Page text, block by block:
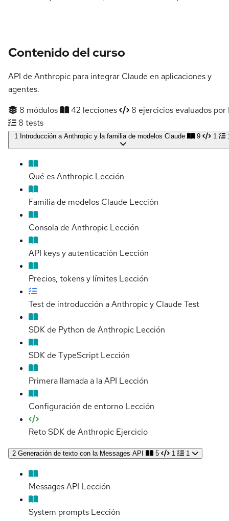
Contenido del curso
API de Anthropic para integrar Claude en aplicaciones y
agentes.
8 módulos
42 lecciones
8 ejercicios evaluados por
8 tests
1 Introducción a Anthropic y la familia de modelos Claude 9 1
Qué es Anthropic Lección
Familia de modelos Claude Lección
Consola de Anthropic Lección
API keys y autenticación Lección
Precios, tokens y límites Lección
Test de introducción a Anthropic y Claude Test
SDK de Python de Anthropic Lección
SDK de TypeScript Lección
Primera llamada a la API Lección
Configuración de entorno Lección
Reto SDK de Anthropic Ejercicio
2 Generación de texto con la Messages API 5 1 1
Messages API Lección
System prompts Lección